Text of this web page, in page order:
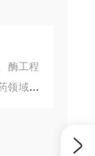
酶工程
领域的